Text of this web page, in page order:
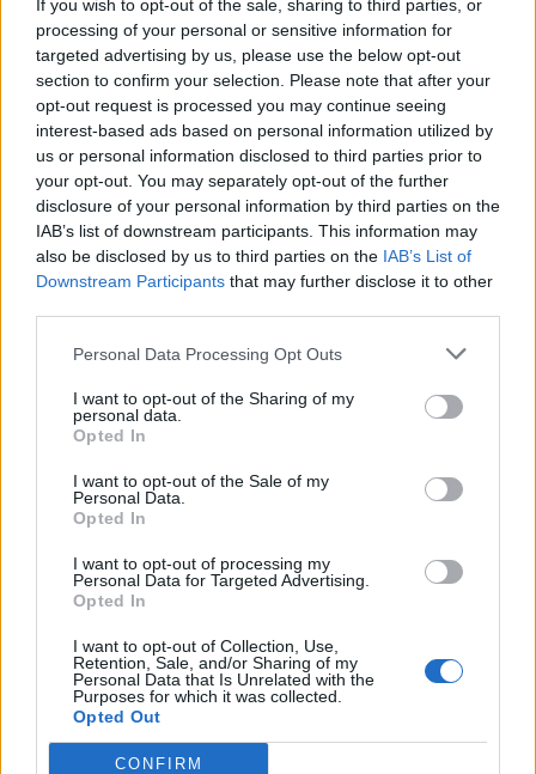
If you wish to opt-out of the sale, sharing to third parties, or
processing of your personal or sensitive information for
targeted advertising by us, please use the below opt-out
section to confirm your selection. Please note that after your
opt-out request is processed you may continue seeing
interest-based ads based on personal information utilized by
us or personal information disclosed to third parties prior to
your opt-out. You may separately opt-out of the further
disclosure of your personal information by third parties on the
IAB’s list of downstream participants. This information may
also be disclosed by us to third parties on the IAB’s List of
Downstream Participants that may further disclose it to other
Personal Data Processing Opt Outs
I want to opt-out of the Sharing of my
personal data.
Opted In
I want to opt-out of the Sale of my
Personal Data.
Opted In
I want to opt-out of processing my
Personal Data for Targeted Advertising.
Opted In
I want to opt-out of Collection, Use,
Retention, Sale, and/or Sharing of my
Personal Data that Is Unrelated with the
Purposes for which it was collected.
Opted Out
CONFIRM
Pripravte vašu pokožku
na sychravé dni
Starostlivosť o pleť v
lete
HODNOTENIE OBCHODU
Objednávala som po prvý
krát cez váš obchod. Tovar
poriadku . Prvá skúsenosť
Renata H.
Spokojnosť na 100%
Získajte viac informácií o Dermocentrum.sk